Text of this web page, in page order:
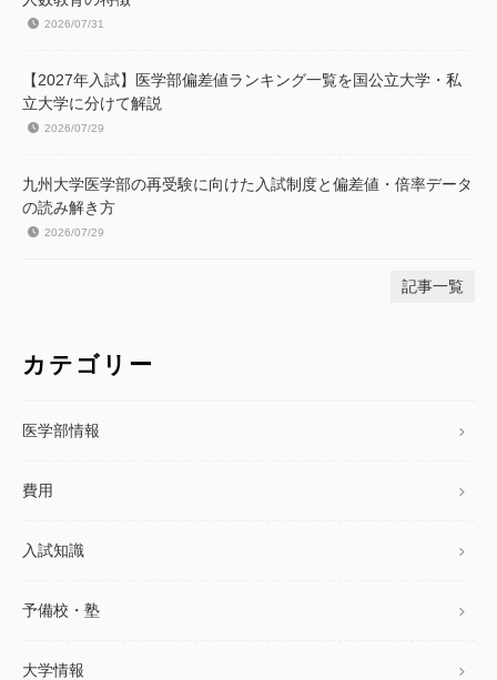
2026/07/31
【2027年入試】医学部偏差値ランキング一覧を国公立大学・私
立大学に分けて解説
2026/07/29
九州大学医学部の再受験に向けた入試制度と偏差値・倍率データ
の読み解き方
2026/07/29
記事一覧
カテゴリー
医学部情報
費用
入試知識
予備校・塾
大学情報